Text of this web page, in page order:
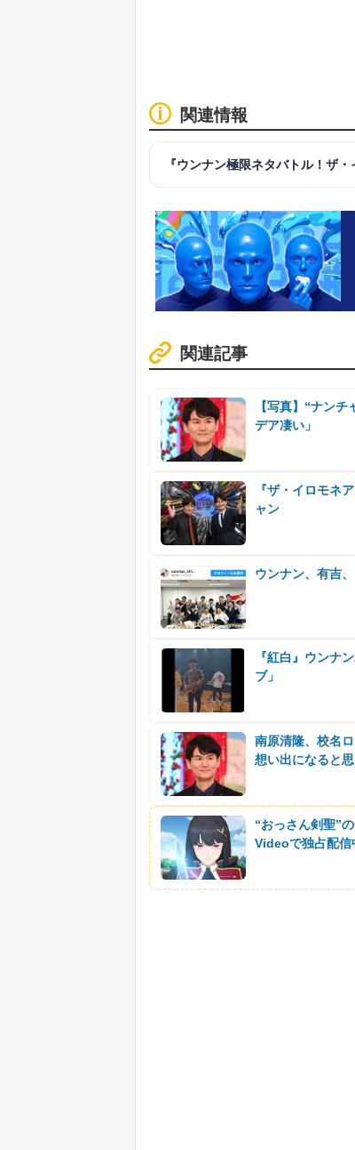
関連情報
『ウンナン極限ネタバトル！ザ
関連記事
【写真】“ナン
デア凄い」
『ザ・イロモ
ャン
ウンナン、有吉
『紅白』ウンナ
ブ」
南原清隆、校名
想い出になると思
“おっさん剣聖”
Videoで独占配信